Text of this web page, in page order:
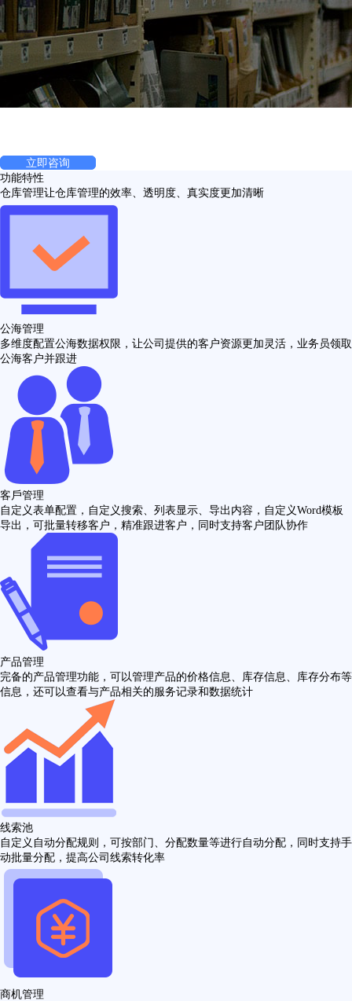
立即咨询
功能特性
仓库管理让仓库管理的效率、透明度、真实度更加清晰
公海管理
多维度配置公海数据权限，让公司提供的客户资源更加灵活，业务员领取
公海客户并跟进
客戶管理
自定义表单配置，自定义搜索、列表显示、导出内容，自定义Word模板
导出，可批量转移客户，精准跟进客户，同时支持客户团队协作
产品管理
完备的产品管理功能，可以管理产品的价格信息、库存信息、库存分布等
信息，还可以查看与产品相关的服务记录和数据统计
线索池
自定义自动分配规则，可按部门、分配数量等进行自动分配，同时支持手
动批量分配，提高公司线索转化率
商机管理